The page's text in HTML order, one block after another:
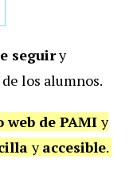
seguiry
de los alumnos.
web de PAMIy
yaccesible.